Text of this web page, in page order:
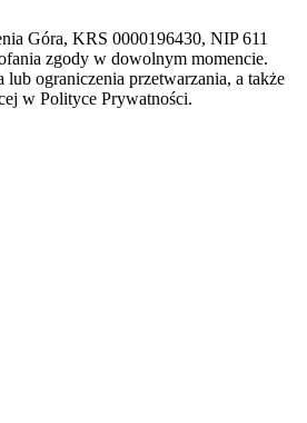
Góra, KRS 0000196430, NIP 611
zgody w dowolnym momencie.
ograniczenia przetwarzania, a także
w Polityce Prywatności.